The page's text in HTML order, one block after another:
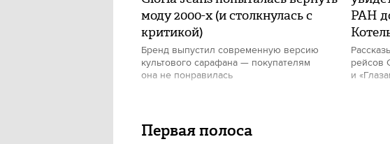
моду 2000-х (и столкнулась с
критикой)
Бренд выпустил современную версию
культового сарафана — покупателям
она не понравилась
РАН
рейсов
и
Первая полоса